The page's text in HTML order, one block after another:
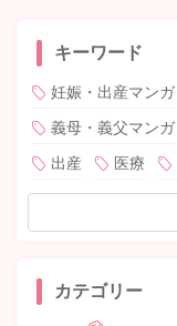
キーワード
妊娠・出産マンガ
義母・義父マンガ
出産
医療
カテゴリー